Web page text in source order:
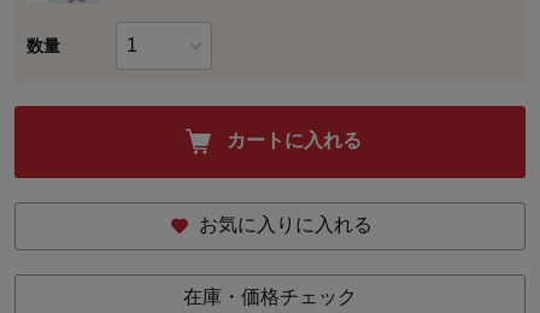
数量
カートに入れる
お気に入りに入れる
在庫・価格チェック